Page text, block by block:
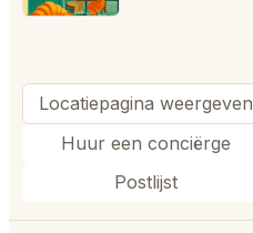
Locatiepagina weergeven
Huur een conciërge
Postlijst